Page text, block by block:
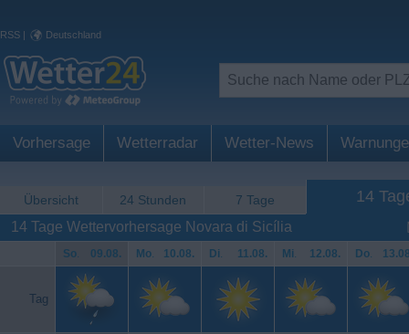
RSS | Deutschland
Vorhersage Wetterradar Wetter-News
Übersicht 24 Stunden 7 Tage 14
14 Tage Wettervorhersage Novara di Sicília
So. 09.08. Mo. 10.08. Di. 11.08. Mi. 12.08. Do.
Tag